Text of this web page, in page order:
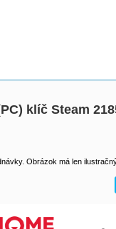
klíč Steam
Obrázok má len